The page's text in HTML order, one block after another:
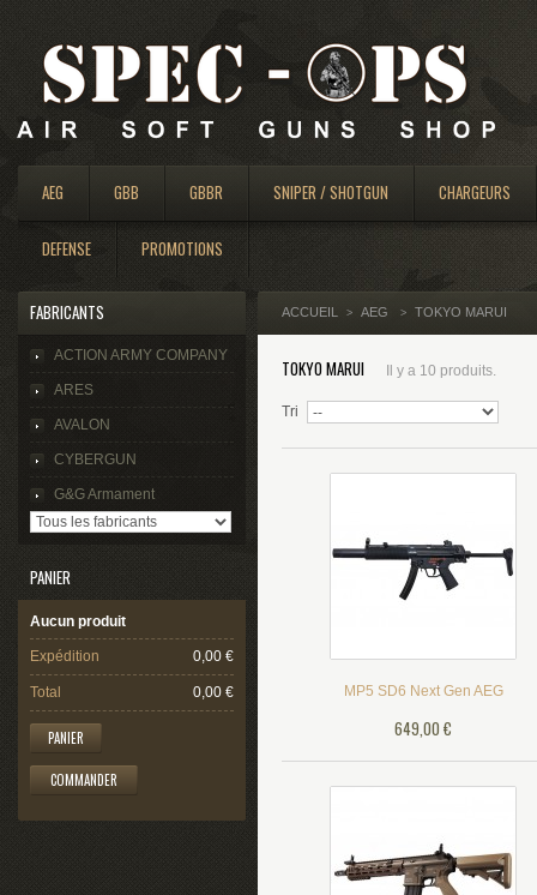
AEG GBB GBBR SNIPER / SHOTGUN CHARGEURS
DEFENSE PROMOTIONS
FABRICANTS
ACTION ARMY COMPANY
ARES
AVALON
CYBERGUN
G&G Armament
PANIER
Aucun produit
Expédition 0,00 €
Total 0,00 €
PANIER
COMMANDER
ACCUEIL > AEG > TOKYO MARUI
TOKYO MARUI Il y a 10 produits.
Tri
MP5 SD6 Next Gen AEG
649,00 €